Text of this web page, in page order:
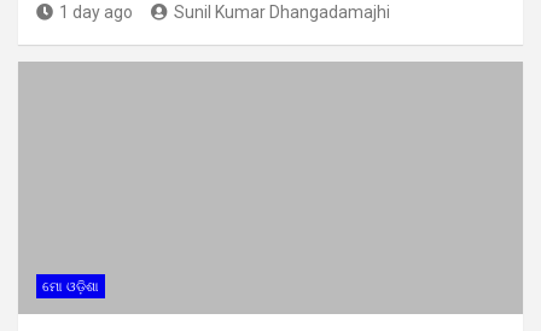
1 day ago Sunil Kumar Dhangadamajhi
ମୋ ଓଡ଼ିଶା